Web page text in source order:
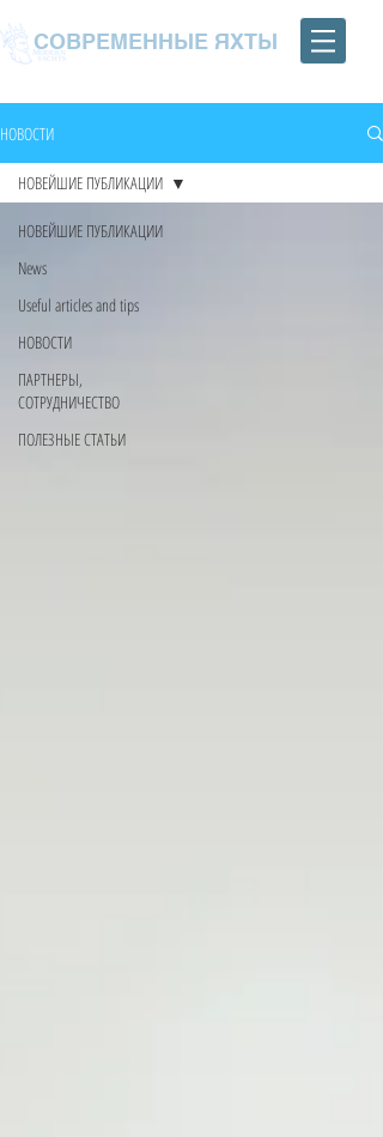
СОВРЕМЕННЫЕ ЯХТЫ
НОВОСТИ
НОВЕЙШИЕ ПУБЛИКАЦИИ
News
Useful articles and tips
НОВОСТИ
ПАРТНЕРЫ,
СОТРУДНИЧЕСТВО
ПОЛЕЗНЫЕ СТАТЬИ
НОВЕЙШИЕ ПУБЛИКАЦИИ